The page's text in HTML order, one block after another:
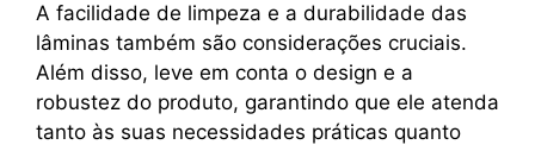
A facilidade de limpeza e a durabilidade das
lâminas também são considerações cruciais.
Além disso, leve em conta o design e a
robustez do produto, garantindo que ele atenda
tanto às suas necessidades práticas quanto